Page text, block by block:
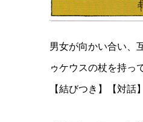
男女が向かい合い、
ゥケウスの杖を持っ
【結びつき】【対話